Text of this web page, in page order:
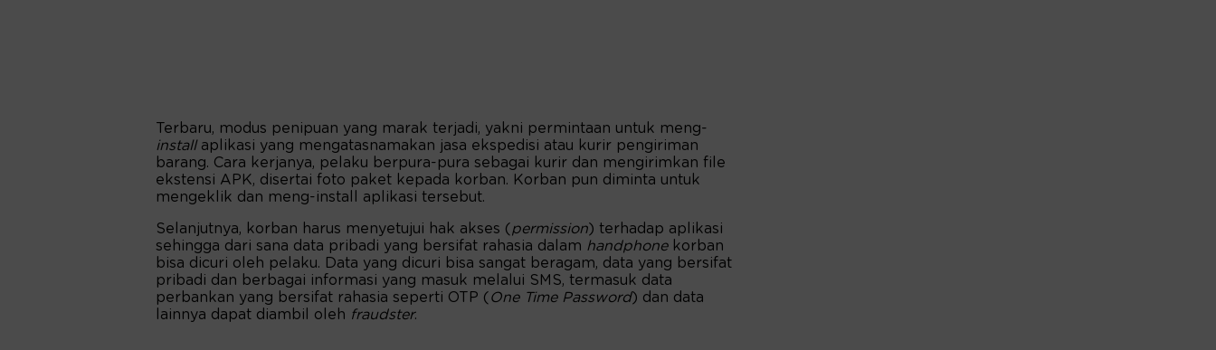
Terbaru, modus penipuan yang marak terjadi, yakni permintaan untuk meng-
installaplikasi yang mengatasnamakan jasa ekspedisi atau kurir pengiriman
barang. Cara kerjanya, pelaku berpura-pura sebagai kurir dan mengirimkan file
ekstensi APK, disertai foto paket kepada korban. Korban pun diminta untuk
mengeklik dan meng-install aplikasi tersebut.
Selanjutnya, korban harus menyetujui hak akses ( permission) terhadap aplikasi
sehingga dari sana data pribadi yang bersifat rahasia dalam handphonekorban
bisa dicuri oleh pelaku. Data yang dicuri bisa sangat beragam, data yang bersifat
pribadi dan berbagai informasi yang masuk melalui SMS, termasuk data
perbankan yang bersifat rahasia seperti OTP ( One Time Password) dan data
lainnya dapat diambil oleh fraudster.